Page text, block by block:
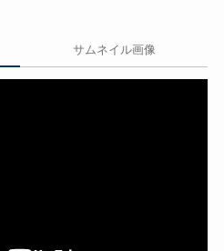
サムネイル画像